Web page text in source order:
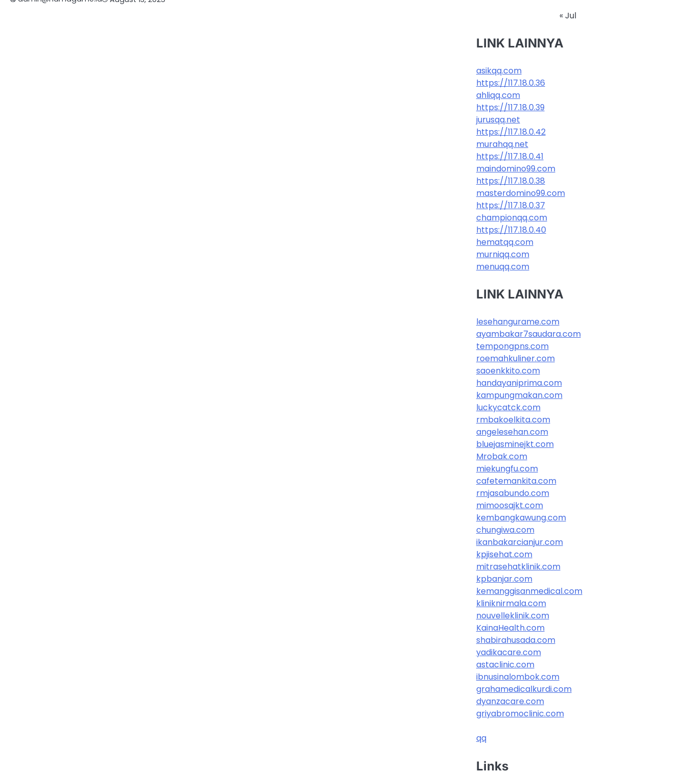
« Jul
LINK LAINNYA
asikqq.com
https://117.18.0.36
ahliqq.com
https://117.18.0.39
jurusqq.net
https://117.18.0.42
murahqq.net
https://117.18.0.41
maindomino99.com
https://117.18.0.38
masterdomino99.com
https://117.18.0.37
championqq.com
https://117.18.0.40
hematqq.com
murniqq.com
menuqq.com
LINK LAINNYA
lesehangurame.com
ayambakar7saudara.com
tempongpns.com
roemahkuliner.com
saoenkkito.com
handayaniprima.com
kampungmakan.com
luckycatck.com
rmbakoelkita.com
angelesehan.com
bluejasminejkt.com
Mrobak.com
miekungfu.com
cafetemankita.com
rmjasabundo.com
mimoosajkt.com
kembangkawung.com
chungiwa.com
ikanbakarcianjur.com
kpjisehat.com
mitrasehatklinik.com
kpbanjar.com
kemanggisanmedical.com
kliniknirmala.com
nouvelleklinik.com
KainaHealth.com
shabirahusada.com
yadikacare.com
astaclinic.com
ibnusinalombok.com
grahamedicalkurdi.com
dyanzacare.com
griyabromoclinic.com
qq
Links